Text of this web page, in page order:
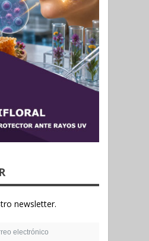
Suscribete a nuestro newsletter.